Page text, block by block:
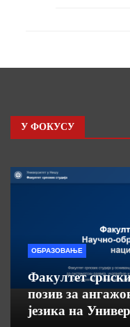
У ФОКУСУ
ОБРАЗОВАЊЕ
Факултет
позив за
језика на